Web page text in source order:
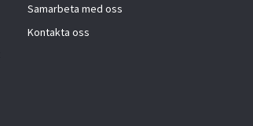
Samarbeta med oss
Kontakta oss